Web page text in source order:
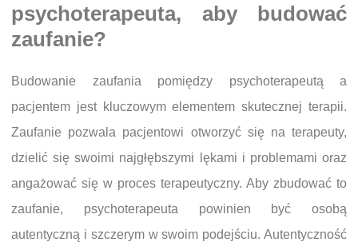
psychoterapeuta, aby budować
zaufanie?
Budowanie zaufania pomiędzy psychoterapeutą a
pacjentem jest kluczowym elementem skutecznej terapii.
Zaufanie pozwala pacjentowi otworzyć się na terapeuty,
dzielić się swoimi najgłębszymi lękami i problemami oraz
angażować się w proces terapeutyczny. Aby zbudować to
zaufanie, psychoterapeuta powinien być osobą
autentyczną i szczerym w swoim podejściu. Autentyczność